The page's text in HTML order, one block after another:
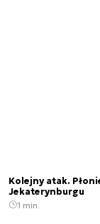
Kolejny atak.
Jekaterynburgu
1 min.